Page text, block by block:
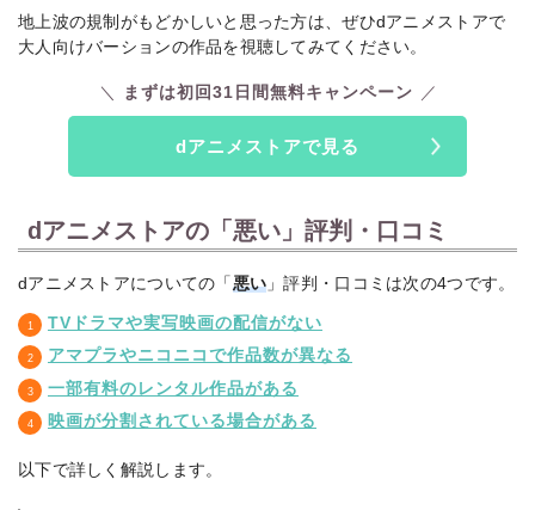
地上波の規制がもどかしいと思った方は、ぜひdアニメストアで
大人向けバーションの作品を視聴してみてください。
まずは初回31日間無料キャンペーン
dアニメストアで見る
dアニメストアの「悪い」評判・口コミ
dアニメストアについての「 悪い 」評判・口コミは次の4つです。
TVドラマや実写映画の配信がない
アマプラやニコニコで作品数が異なる
一部有料のレンタル作品がある
映画が分割されている場合がある
以下で詳しく解説します。